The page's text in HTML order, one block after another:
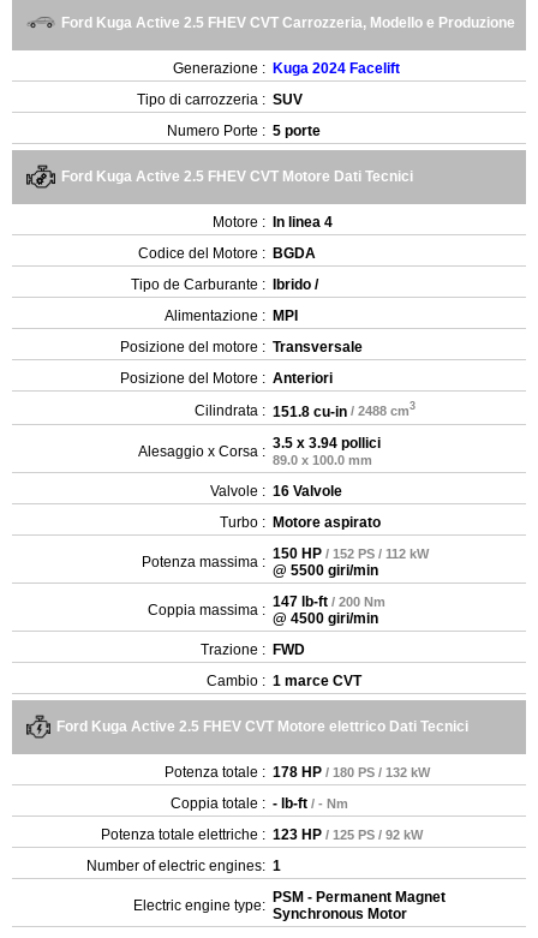
Ford Kuga Active 2.5 FHEV CVT Carrozzeria, Modello e Produzione
Generazione : Kuga 2024 Facelift
Tipo di carrozzeria : SUV
Numero Porte : 5 porte
Ford Kuga Active 2.5 FHEV CVT Motore Dati Tecnici
Motore : In linea 4
Codice del Motore : BGDA
Tipo de Carburante : Ibrido /
Alimentazione : MPI
Posizione del motore : Transversale
Posizione del Motore : Anteriori
Cilindrata : 151.8 cu-in / 2488 cm3
Alesaggio x Corsa : 3.5 x 3.94 pollici
89.0 x 100.0 mm
Valvole : 16 Valvole
Turbo : Motore aspirato
Potenza massima : 150 HP / 152 PS / 112 kW
@ 5500 giri/min
Coppia massima : 147 lb-ft / 200 Nm
@ 4500 giri/min
Trazione : FWD
Cambio : 1 marce CVT
Ford Kuga Active 2.5 FHEV CVT Motore elettrico Dati Tecnici
Potenza totale : 178 HP / 180 PS / 132 kW
Coppia totale : - lb-ft / - Nm
Potenza totale elettriche : 123 HP / 125 PS / 92 kW
Number of electric engines: 1
Electric engine type: PSM - Permanent Magnet
Synchronous Motor